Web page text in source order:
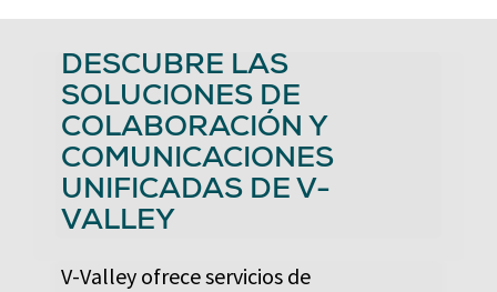
DESCUBRE LAS
SOLUCIONES DE
COLABORACIÓN Y
COMUNICACIONES
UNIFICADAS DE V-
VALLEY
V-Valley ofrece servicios de